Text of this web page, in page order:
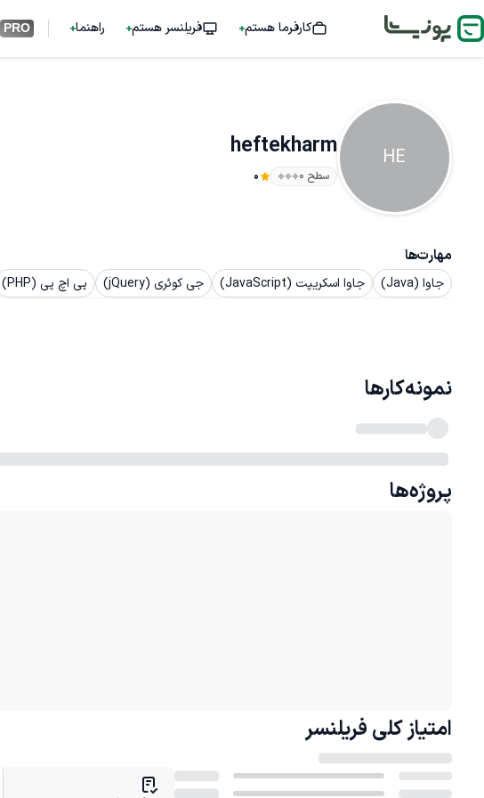
کارفرما هستم فریلنسر هستم راهنما PRO
HE
heftekharm
سطح ۰ 0
مهارت‌ها
جاوا (Java) جاوا اسکریپت (JavaScript) جی کوئری (jQuery) پی اچ پی (PHP)
نمونه‌کارها
پروژه‌ها
امتیاز کلی فریلنسر